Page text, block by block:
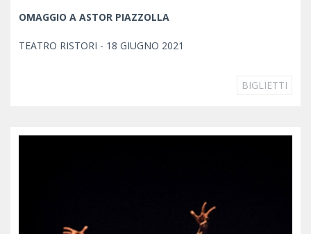
OMAGGIO A ASTOR PIAZZOLLA
TEATRO RISTORI - 18 GIUGNO 2021
BIGLIETTI